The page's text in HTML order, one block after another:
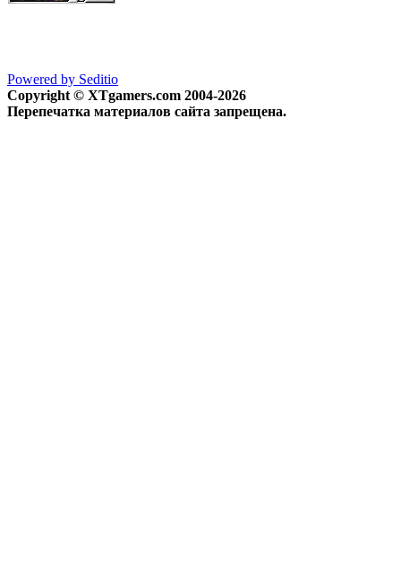
Powered by Seditio
Copyright © XTgamers.com 2004-2026
Перепечатка материалов сайта запрещена.